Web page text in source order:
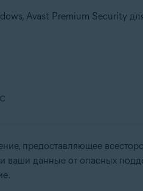
Avast Premium Security
— 32- или 64-разрядная
разрядная версия
предоставляющее
ваши данные от опасных